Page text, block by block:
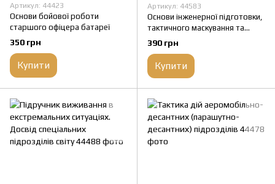
Артикул: 44423
Основи бойової роботи
старшого офіцера батареї
350 грн
Купити
Артикул: 44583
Основи інженерної підготовки,
тактичного маскування та
радіаційного, хімічного,
біологічного захисту
390 грн
Купити